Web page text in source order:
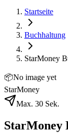
Startseite
Buchhaltung
StarMoney
📦No image yet
StarMoney
Max. 30 Sek.
StarMoney